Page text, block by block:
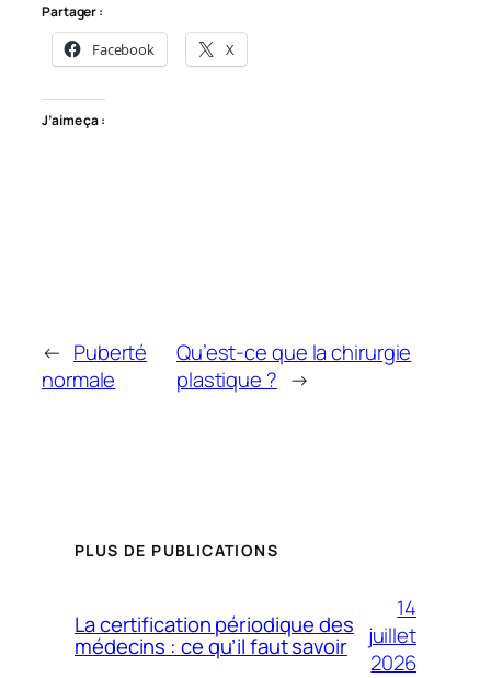
Partager :
Facebook X
J’aime ça :
← Puberté
normale
Qu’est-ce que la chirurgie
plastique ? →
PLUS DE PUBLICATIONS
La certification périodique des
médecins : ce qu’il faut savoir
14
juillet
2026